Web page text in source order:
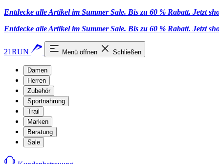
Entdecke alle Artikel im Summer Sale. Bis zu 60 % Rabatt. Jetzt
Entdecke alle Artikel im Summer Sale. Bis zu 60 % Rabatt. Jetzt
21RUN Menü öffnen Schließen
Damen
Herren
Zubehör
Sportnahrung
Trail
Marken
Beratung
Sale